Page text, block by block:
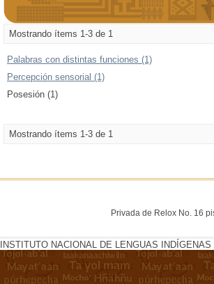
Mostrando ítems 1-3 de 1
Palabras con distintas funciones (1)
Percepción sensorial (1)
Posesión (1)
Mostrando ítems 1-3 de 1
Privada de Relox No. 16
INSTITUTO NACIONAL DE LENGUAS